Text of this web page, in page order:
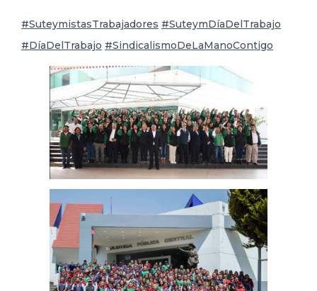
DELEGACIONES
COORDINADORES
TRANSPARENCIA
#SuteymistasTrabajadores #SuteymDíaDelTrabajo
#DíaDelTrabajo #SindicalismoDeLaManoContigo